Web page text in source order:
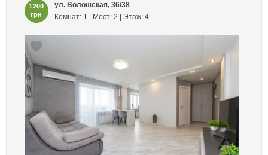
1200
грн
ул. Волошская, 36/38
Комнат: 1 | Мест: 2 | Этаж: 4